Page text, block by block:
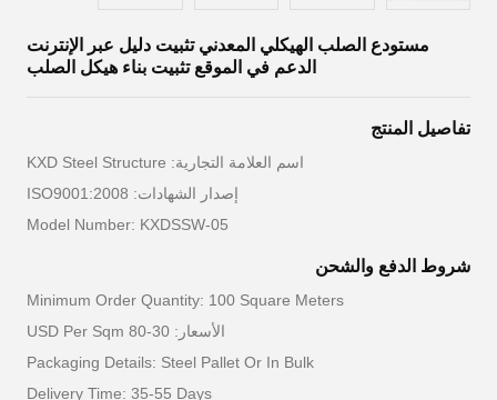
مستودع الصلب الهيكلي المعدني تثبيت دليل عبر الإنترنت
الدعم في الموقع تثبيت بناء هيكل الصلب
تفاصيل المنتج
اسم العلامة التجارية: KXD Steel Structure
إصدار الشهادات: ISO9001:2008
Model Number: KXDSSW-05
شروط الدفع والشحن
Minimum Order Quantity: 100 Square Meters
الأسعار: 30-80 USD Per Sqm
Packaging Details: Steel Pallet Or In Bulk
Delivery Time: 35-55 Days